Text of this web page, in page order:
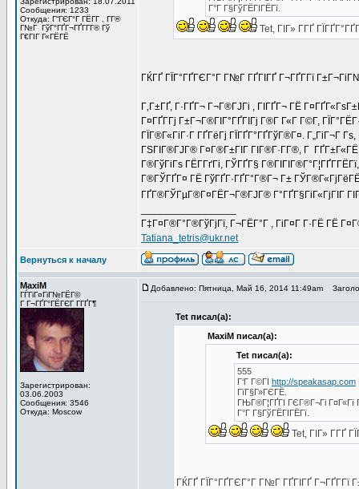
Сообщения: 1233
Откуда: Г“ГЄГ°Г ГЁГ­Г , Г­Г®
Г№Г ГўГ°ГҐГ¬ГҐГ­Г­Г® Гў
Г€ГІГ Г«ГЁГЁ
Г°Г Г§ГўГЁГІГЁГї.
Tet, ГІГ» Г­ГҐ
ГЌГҐ ГЇГ°ГҐГЄГ°Г Г№Г ГҐГІГҐ Г¬ГҐГ­Гї
Г‚Г±ГҐ, Г·ГҐГ¬ Г¬Г®ГЈГі , ГІГҐГ¬ ГЁ
Г¤ГҐГ­Гј Г±Г¬Г®ГІГ°ГҐГІГј Г®Г­ Г«Г Г©Г­,
ГЇГ®Г«ГіГ·Г ГҐГёГј ГЇГҐГ°ГҐГўГ®Г¤. Г„ГіГ¬Г
ГЅГІГ®ГЈГ® Г¤Г®Г±ГІГ ГІГ®Г·Г­Г®, Г
Г®ГўГіГѕ ГЁГ­ГґГі, ГЎГҐГ§
Г®ГЎГҐГ¤ ГЁ ГўГҐГ·ГҐГ°Г®Г¬ Г±
ГҐГ®ГЎГµГ®Г¤ГЁГ¬Г®ГЈГ® Г°ГҐГ§ГіГ«ГјГІГ
Г‡Г¤Г®Г°Г®ГўГјГї, Г¬ГЁГ°Г , ГіГ¤Г Г·ГЁ ГЁ
Tatiana_tetris@ukr.net
Вернуться к началу
MaxiM
ГЃГіГ¤ГіГ№ГЁГ©
Г Г¬ГҐГ°ГЁГЄГ Г­ГҐГ¶
Зарегистрирован:
03.06.2003
Сообщения: 3546
Откуда: Moscow
Добавлено: Пятница, Май 16, 2014 11:49am
Tet писал(а):
MaxiM писал(а):
Tet писал(а):
555
Г‘Г Г©ГІ http://speakasap.com
ГїГ§Г»ГЄГЁ.
ГЊГ®Г¦ГҐГІ ГЄГ®Г¬Гі Г¤Г«Гї
Г°Г Г§ГўГЁГІГЁГї.
Tet, ГІГ» Г­ГҐ
ГЌГҐ ГЇГ°ГҐГЄГ°Г Г№Г ГҐГІГҐ Г¬ГҐГ­Гї